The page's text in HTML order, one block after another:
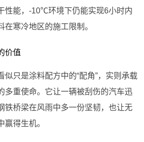
性能，-10℃环境下仍能实现6小时内
在寒冷地区的施工限制。
价值
似只是涂料配方中的“配角”，实则承载
多重使命。它让一辆被刮伤的汽车迅
铁桥梁在风雨中多一份坚韧，也让无
得生机。